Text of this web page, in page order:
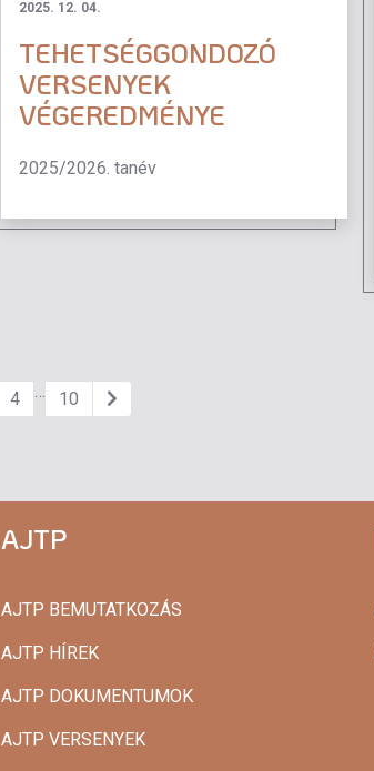
2025. 12. 04.
TEHETSÉGGONDOZÓ
VERSENYEK
VÉGEREDMÉNYE
2025/2026. tanév
4 … 10
AJTP
AJTP BEMUTATKOZÁS
AJTP HÍREK
AJTP DOKUMENTUMOK
AJTP VERSENYEK